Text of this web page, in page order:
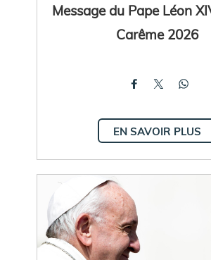
Message du Pape Léon
Carême 2026
EN SAVOIR PLUS